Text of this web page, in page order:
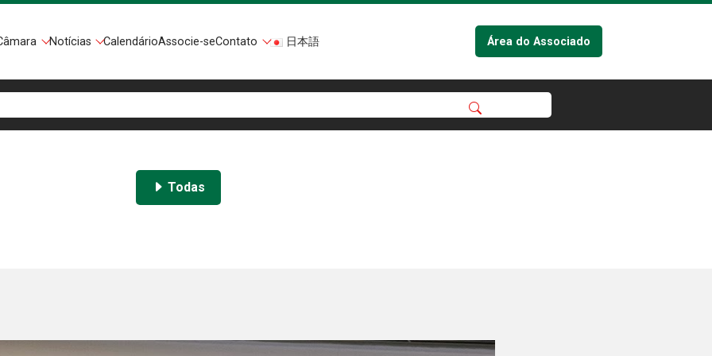
Notícias CalendárioAssocie-seContato 日本語 Área do Associado
Todas